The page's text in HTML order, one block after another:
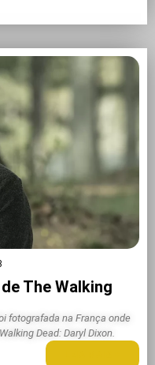
The Walking
fotografada na França onde
Dead: Daryl Dixon.